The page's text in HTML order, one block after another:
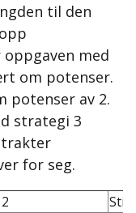
til den
med
om potenser.
potenser av 2.
strategi 3
for seg.